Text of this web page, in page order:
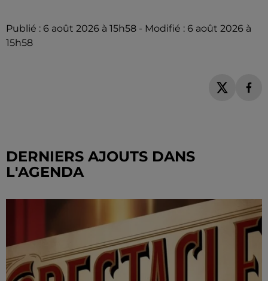
Publié : 6 août 2026 à 15h58 - Modifié : 6 août 2026 à
15h58
DERNIERS AJOUTS DANS
L'AGENDA